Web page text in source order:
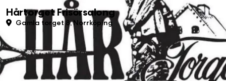
Hårtorget Frisörsalong
Gamla torget 8, Norrköping